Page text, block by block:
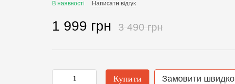
В наявності Написати відгук
1 999 грн 3 490 грн
Купити Замовити швидко